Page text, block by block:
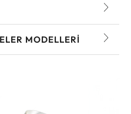
MODELLERI